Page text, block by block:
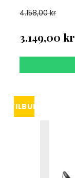
4.158,00 kr
3.149,00 kr
TILBUD